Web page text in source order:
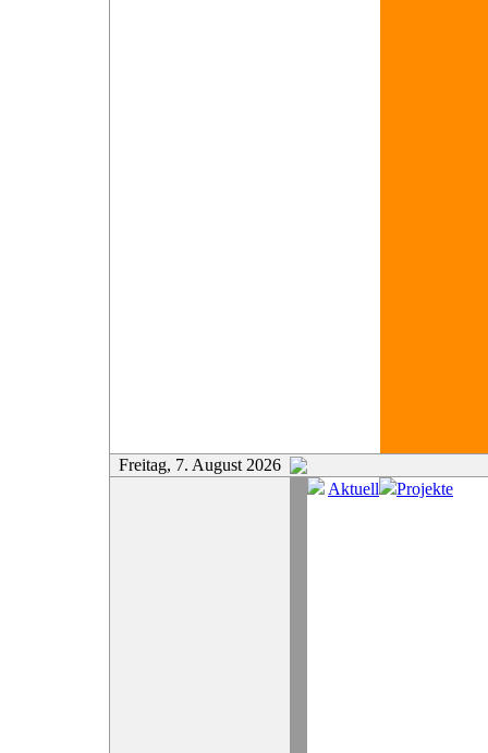
Freitag, 7. August 2026
Aktuell
Projekte